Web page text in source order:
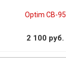
Optim CB-95
2 100 руб.